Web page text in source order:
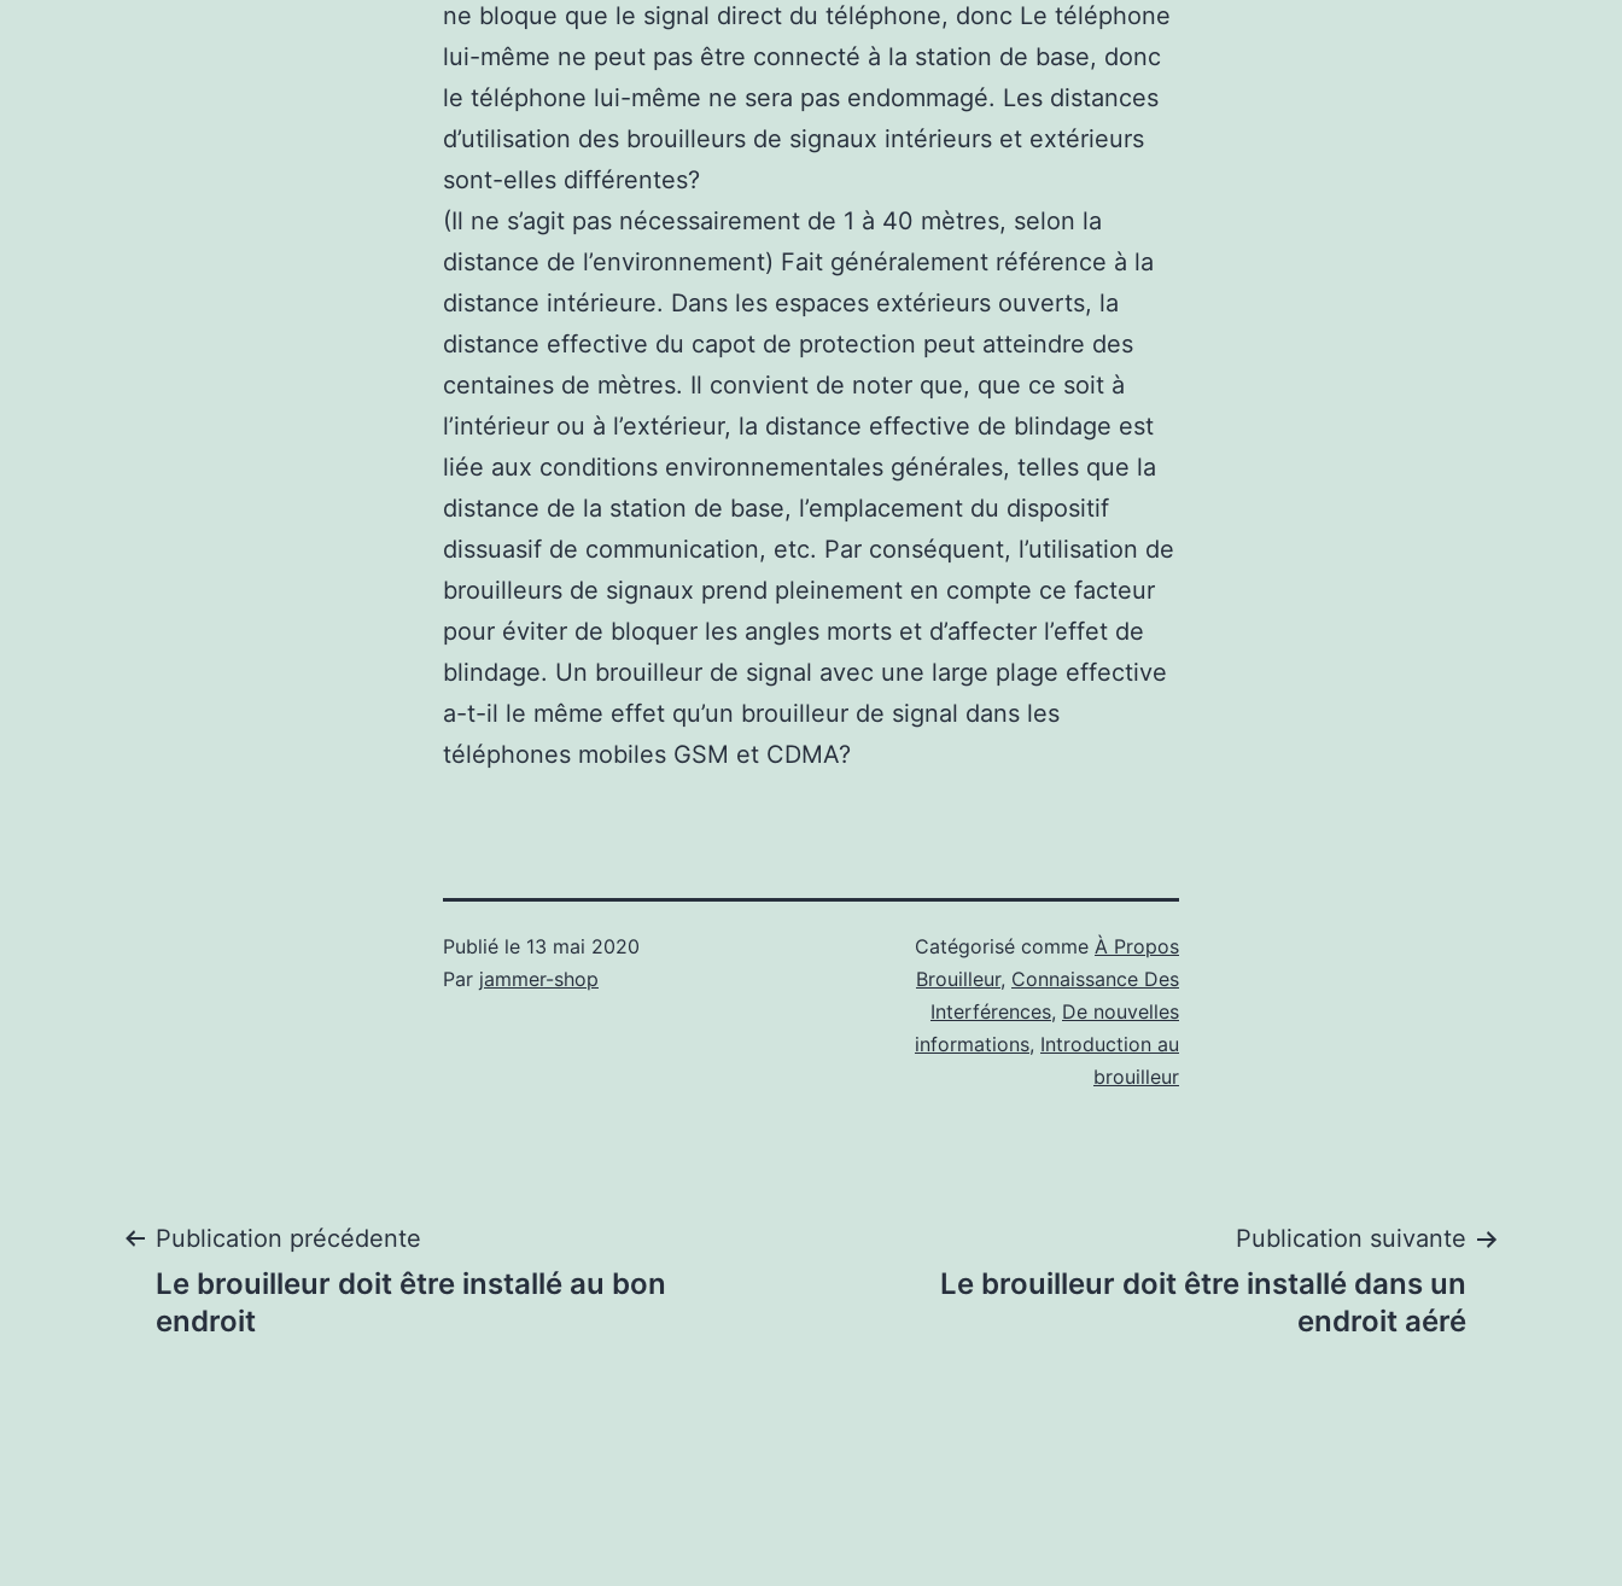
ne bloque que le signal direct du téléphone, donc Le téléphone
lui-même ne peut pas être connecté à la station de base, donc
le téléphone lui-même ne sera pas endommagé. Les distances
d’utilisation des brouilleurs de signaux intérieurs et extérieurs
sont-elles différentes?
(Il ne s’agit pas nécessairement de 1 à 40 mètres, selon la
distance de l’environnement) Fait généralement référence à la
distance intérieure. Dans les espaces extérieurs ouverts, la
distance effective du capot de protection peut atteindre des
centaines de mètres. Il convient de noter que, que ce soit à
l’intérieur ou à l’extérieur, la distance effective de blindage est
liée aux conditions environnementales générales, telles que la
distance de la station de base, l’emplacement du dispositif
dissuasif de communication, etc. Par conséquent, l’utilisation de
brouilleurs de signaux prend pleinement en compte ce facteur
pour éviter de bloquer les angles morts et d’affecter l’effet de
blindage. Un brouilleur de signal avec une large plage effective
a-t-il le même effet qu’un brouilleur de signal dans les
téléphones mobiles GSM et CDMA?
Publié le 13 mai 2020
Par jammer-shop
Catégorisé comme À Propos
Brouilleur, Connaissance Des
Interférences, De nouvelles
informations, Introduction au
brouilleur
Navigation
de
Publication précédente
Le brouilleur doit être installé au bon
endroit
Publication suivante
Le brouilleur doit être installé dans un
endroit aéré